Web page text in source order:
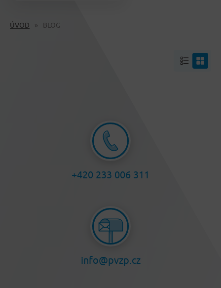
ÚVOD BLOG
+420 233 006 311
info@pvzp.cz